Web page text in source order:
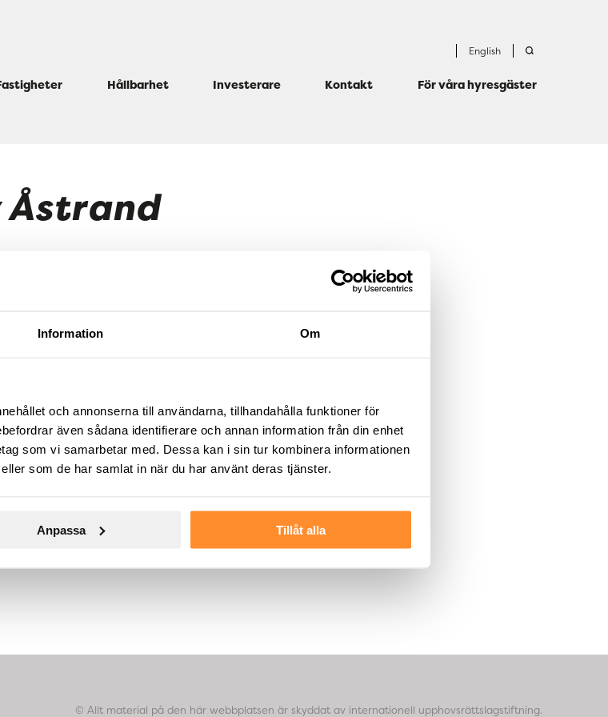
Information Om
och annonserna till användarna, tillhandahålla funktioner för
även sådana identifierare och annan information från din enhet
som vi samarbetar med. Dessa kan i sin tur kombinera informationen
som de har samlat in när du har använt deras tjänster.
Anpassa Tillåt alla
English
Hållbarhet Investerare Kontakt För våra hyresgäster
Åstrand
© Allt material på den här webbplatsen är skyddat av internationell upphovsrättslagstiftning.